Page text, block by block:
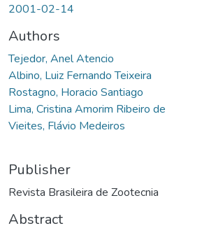
2001-02-14
Authors
Tejedor, Anel Atencio
Albino, Luiz Fernando Teixeira
Rostagno, Horacio Santiago
Lima, Cristina Amorim Ribeiro de
Vieites, Flávio Medeiros
Publisher
Revista Brasileira de Zootecnia
Abstract